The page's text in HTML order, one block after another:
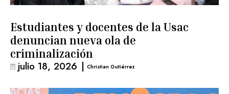
Estudiantes y docentes de la Usac
denuncian nueva ola de
criminalización
julio 18, 2026 | Christian Gutiérrez